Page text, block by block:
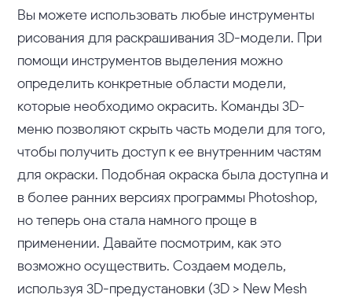
Вы можете использовать любые инструменты
рисования для раскрашивания 3D-модели. При
помощи инструментов выделения можно
определить конкретные области модели,
которые необходимо окрасить. Команды 3D-
меню позволяют скрыть часть модели для того,
чтобы получить доступ к ее внутренним частям
для окраски. Подобная окраска была доступна и
в более ранних версиях программы Photoshop,
но теперь она стала намного проще в
применении. Давайте посмотрим, как это
возможно осуществить. Создаем модель,
используя 3D-предустановки (3D > New Mesh